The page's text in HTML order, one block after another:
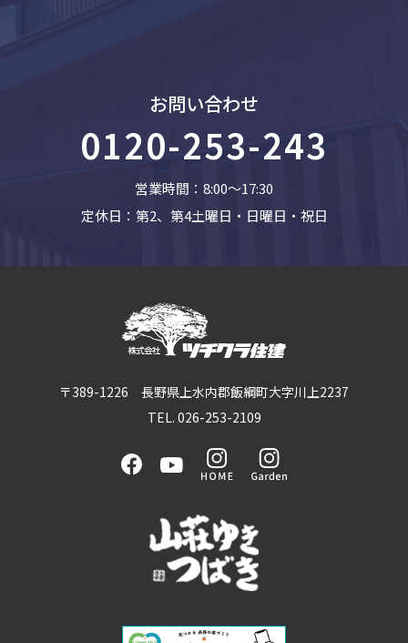
お問い合わせ
0120-253-243
営業時間：8:00〜17:30
定休日：第2、第4土曜日・日曜日・祝日
〒389-1226 長野県上水内郡飯綱町大字川上2237
TEL. 026-253-2109